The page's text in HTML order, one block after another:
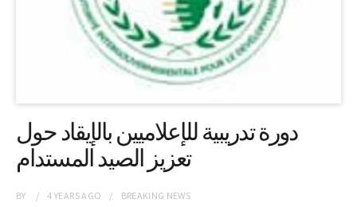
دورة تدريبية للإعلاميين بالإيقاد حول
تعزيز الصيد المستدام
BY 4 YEARSAGO BREAKING NEWS